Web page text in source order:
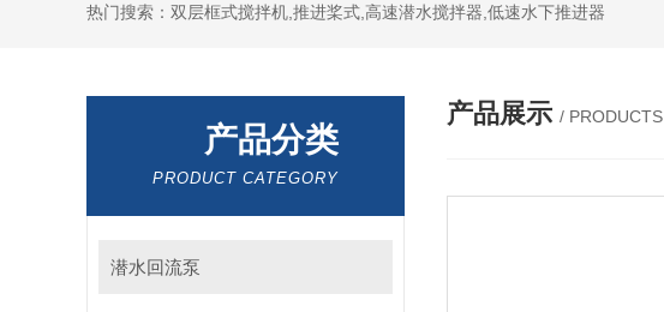
热门搜索：双层框式搅拌机,推进桨式,高速潜水搅拌器,低速水下推进器
产品分类
PRODUCT CATEGORY
潜水回流泵
产品展示 / PRODUCTS